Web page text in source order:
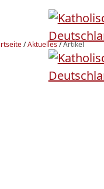
/Aktuelles/Artikel